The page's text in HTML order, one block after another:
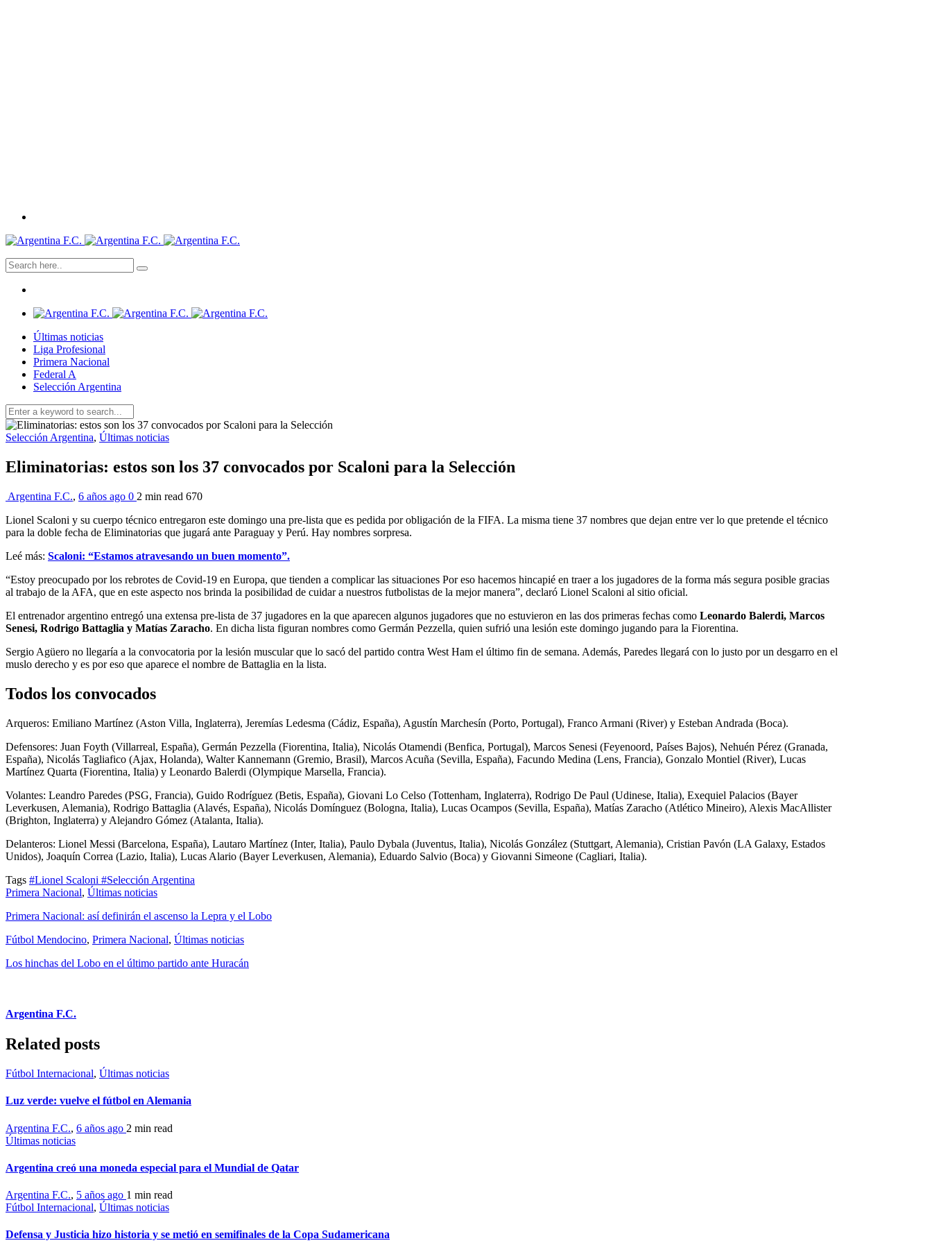
Últimas noticias
Liga Profesional
Primera Nacional
Federal A
Selección Argentina
Selección Argentina, Últimas noticias
Eliminatorias: estos son los 37 convocados por Scaloni para la Selección
Argentina F.C., 6 años ago 0 2 min read 670
Lionel Scaloni y su cuerpo técnico entregaron este domingo una pre-lista que es pedida por obligación de la FIFA. La misma tiene 37 nombres que dejan entre ver lo que pretende el técnico
para la doble fecha de Eliminatorias que jugará ante Paraguay y Perú. Hay nombres sorpresa.
Leé más: Scaloni: “Estamos atravesando un buen momento”.
“Estoy preocupado por los rebrotes de Covid-19 en Europa, que tienden a complicar las situaciones Por eso hacemos hincapié en traer a los jugadores de la forma más segura posible gracias
al trabajo de la AFA, que en este aspecto nos brinda la posibilidad de cuidar a nuestros futbolistas de la mejor manera”, declaró Lionel Scaloni al sitio oficial.
El entrenador argentino entregó una extensa pre-lista de 37 jugadores en la que aparecen algunos jugadores que no estuvieron en las dos primeras fechas como Leonardo Balerdi, Marcos
Senesi, Rodrigo Battaglia y Matías Zaracho. En dicha lista figuran nombres como Germán Pezzella, quien sufrió una lesión este domingo jugando para la Fiorentina.
Sergio Agüero no llegaría a la convocatoria por la lesión muscular que lo sacó del partido contra West Ham el último fin de semana. Además, Paredes llegará con lo justo por un desgarro en el
muslo derecho y es por eso que aparece el nombre de Battaglia en la lista.
Todos los convocados
Arqueros: Emiliano Martínez (Aston Villa, Inglaterra), Jeremías Ledesma (Cádiz, España), Agustín Marchesín (Porto, Portugal), Franco Armani (River) y Esteban Andrada (Boca).
Defensores: Juan Foyth (Villarreal, España), Germán Pezzella (Fiorentina, Italia), Nicolás Otamendi (Benfica, Portugal), Marcos Senesi (Feyenoord, Países Bajos), Nehuén Pérez (Granada,
España), Nicolás Tagliafico (Ajax, Holanda), Walter Kannemann (Gremio, Brasil), Marcos Acuña (Sevilla, España), Facundo Medina (Lens, Francia), Gonzalo Montiel (River), Lucas
Martínez Quarta (Fiorentina, Italia) y Leonardo Balerdi (Olympique Marsella, Francia).
Volantes: Leandro Paredes (PSG, Francia), Guido Rodríguez (Betis, España), Giovani Lo Celso (Tottenham, Inglaterra), Rodrigo De Paul (Udinese, Italia), Exequiel Palacios (Bayer
Leverkusen, Alemania), Rodrigo Battaglia (Alavés, España), Nicolás Domínguez (Bologna, Italia), Lucas Ocampos (Sevilla, España), Matías Zaracho (Atlético Mineiro), Alexis MacAllister
(Brighton, Inglaterra) y Alejandro Gómez (Atalanta, Italia).
Delanteros: Lionel Messi (Barcelona, España), Lautaro Martínez (Inter, Italia), Paulo Dybala (Juventus, Italia), Nicolás González (Stuttgart, Alemania), Cristian Pavón (LA Galaxy, Estados
Unidos), Joaquín Correa (Lazio, Italia), Lucas Alario (Bayer Leverkusen, Alemania), Eduardo Salvio (Boca) y Giovanni Simeone (Cagliari, Italia).
Tags #Lionel Scaloni #Selección Argentina
Primera Nacional, Últimas noticias
Primera Nacional: así definirán el ascenso la Lepra y el Lobo
Fútbol Mendocino, Primera Nacional, Últimas noticias
Los hinchas del Lobo en el último partido ante Huracán
Argentina F.C.
Related posts
Fútbol Internacional, Últimas noticias
Luz verde: vuelve el fútbol en Alemania
Argentina F.C., 6 años ago 2 min read
Últimas noticias
Argentina creó una moneda especial para el Mundial de Qatar
Argentina F.C., 5 años ago 1 min read
Fútbol Internacional, Últimas noticias
Defensa y Justicia hizo historia y se metió en semifinales de la Copa Sudamericana